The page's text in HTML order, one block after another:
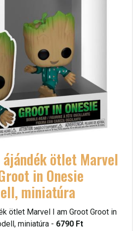
ájándék ötlet Marvel
in Onesie
miniatúra
ötlet Marvel I am Groot Groot in
miniatúra - 6790 Ft